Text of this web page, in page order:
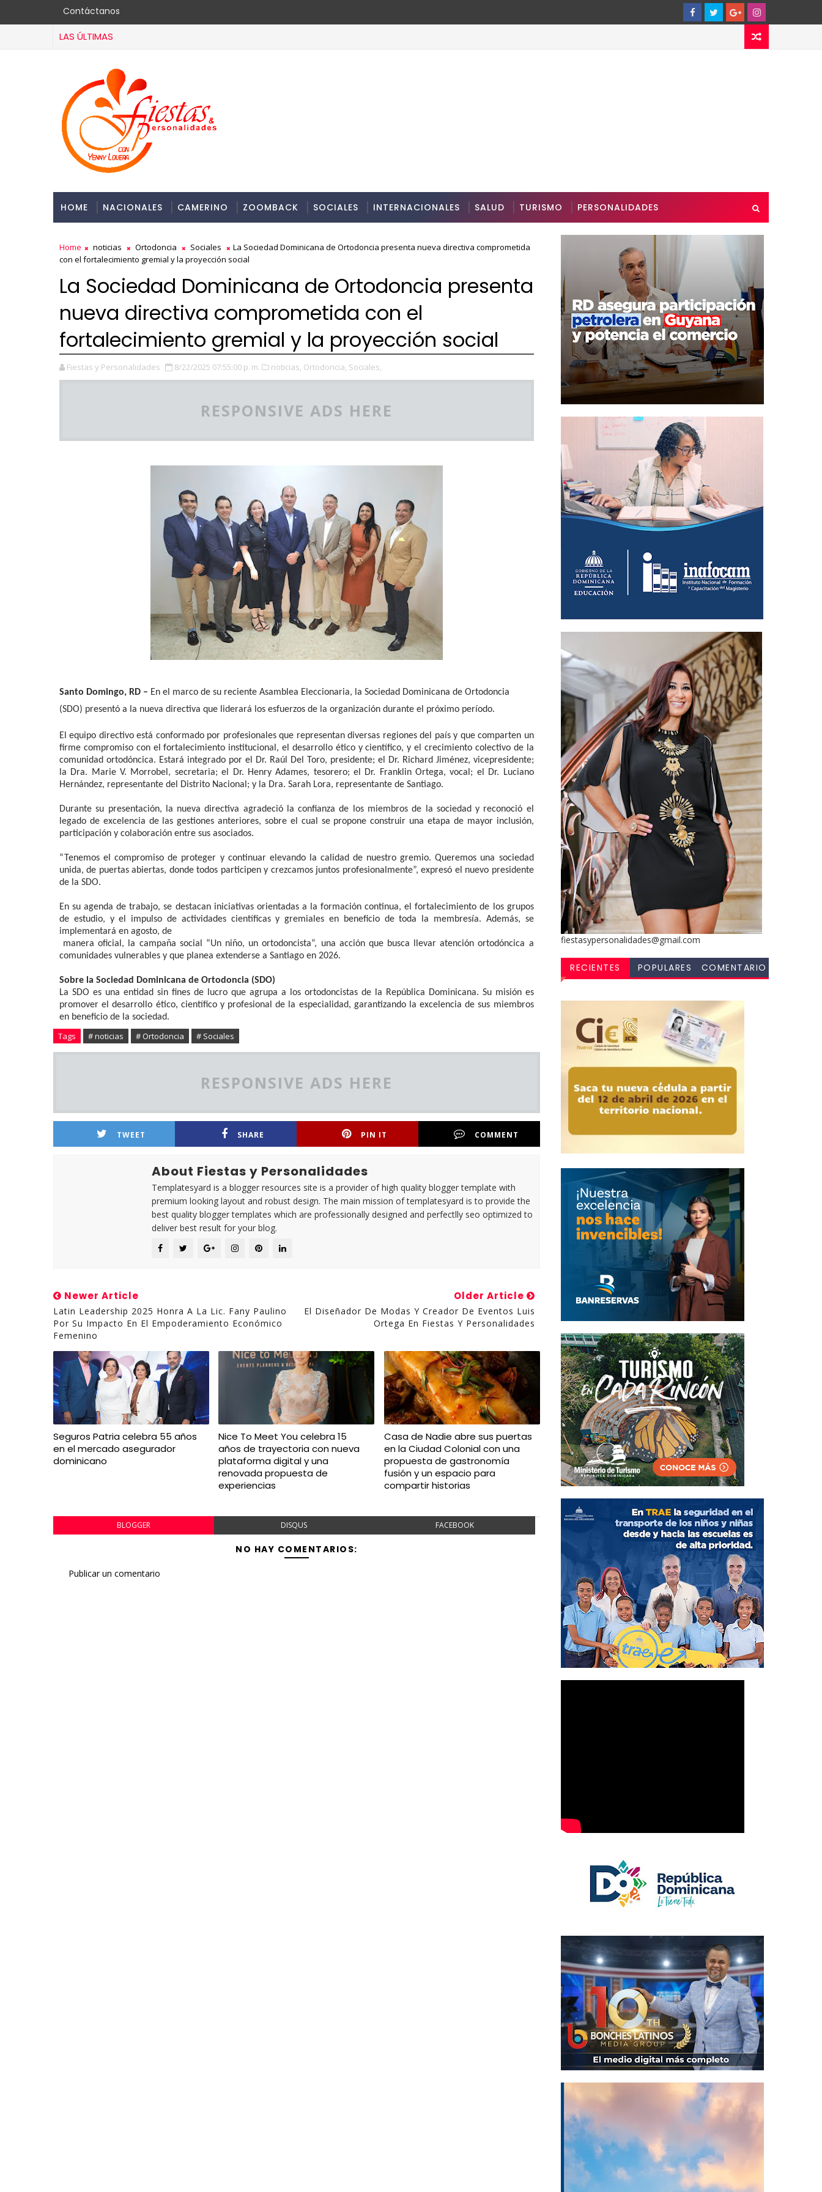
Contáctanos
LAS ÚLTIMAS
HOME NACIONALES CAMERINO ZOOMBACK SOCIALES INTERNACIONALES SALUD TURISMO PERSONALIDADES
Home noticias Ortodoncia Sociales
La Sociedad Dominicana de Ortodoncia presenta nueva directiva comprometida
con el fortalecimiento gremial y la proyección social
La Sociedad Dominicana de Ortodoncia presenta
nueva directiva comprometida con el
fortalecimiento gremial y la proyección social
Fiestas y Personalidades 8/22/2025 07:55:00 p. m. noticias, Ortodoncia, Sociales,
RESPONSIVE ADS HERE
Santo Domingo, RD – En el marco de su reciente Asamblea Eleccionaria, la Sociedad Dominicana de Ortodoncia
(SDO) presentó a la nueva directiva que liderará los esfuerzos de la organización durante el próximo período.
El equipo directivo está conformado por profesionales que representan diversas regiones del país y que comparten un
firme compromiso con el fortalecimiento institucional, el desarrollo ético y científico, y el crecimiento colectivo de la
comunidad ortodóncica. Estará integrado por el Dr. Raúl Del Toro, presidente; el Dr. Richard Jiménez, vicepresidente;
la Dra. Marie V. Morrobel, secretaria; el Dr. Henry Adames, tesorero; el Dr. Franklin Ortega, vocal; el Dr. Luciano
Hernández, representante del Distrito Nacional; y la Dra. Sarah Lora, representante de Santiago.
Durante su presentación, la nueva directiva agradeció la confianza de los miembros de la sociedad y reconoció el
legado de excelencia de las gestiones anteriores, sobre el cual se propone construir una etapa de mayor inclusión,
participación y colaboración entre sus asociados.
“Tenemos el compromiso de proteger y continuar elevando la calidad de nuestro gremio. Queremos una sociedad
unida, de puertas abiertas, donde todos participen y crezcamos juntos profesionalmente”, expresó el nuevo presidente
de la SDO.
En su agenda de trabajo, se destacan iniciativas orientadas a la formación continua, el fortalecimiento de los grupos
de estudio, y el impulso de actividades científicas y gremiales en beneficio de toda la membresía. Además, se
implementará en agosto, de
manera oficial, la campaña social “Un niño, un ortodoncista”, una acción que busca llevar atención ortodóncica a
comunidades vulnerables y que planea extenderse a Santiago en 2026.
Sobre la Sociedad Dominicana de Ortodoncia (SDO)
La SDO es una entidad sin fines de lucro que agrupa a los ortodoncistas de la República Dominicana. Su misión es
promover el desarrollo ético, científico y profesional de la especialidad, garantizando la excelencia de sus miembros
en beneficio de la sociedad.
Tags # noticias # Ortodoncia # Sociales
RESPONSIVE ADS HERE
TWEET SHARE PIN IT COMMENT
About Fiestas y Personalidades
Templatesyard is a blogger resources site is a provider of high quality blogger template with
premium looking layout and robust design. The main mission of templatesyard is to provide the
best quality blogger templates which are professionally designed and perfectlly seo optimized to
deliver best result for your blog.
Newer Article
Latin Leadership 2025 Honra A La Lic. Fany Paulino
Por Su Impacto En El Empoderamiento Económico
Femenino
Older Article
El Diseñador De Modas Y Creador De Eventos Luis
Ortega En Fiestas Y Personalidades
Seguros Patria celebra 55 años
en el mercado asegurador
dominicano
Nice To Meet You celebra 15
años de trayectoria con nueva
plataforma digital y una
renovada propuesta de
experiencias
Casa de Nadie abre sus puertas
en la Ciudad Colonial con una
propuesta de gastronomía
fusión y un espacio para
compartir historias
BLOGGER DISQUS FACEBOOK
NO HAY COMENTARIOS:
Publicar un comentario
fiestasypersonalidades@gmail.com
RECIENTES POPULARES
COMENTARIO